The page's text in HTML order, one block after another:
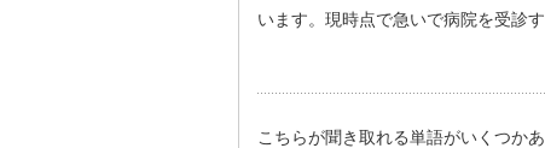
います。現時点で急いで病院を受診
こちらが聞き取れる単語がいくつか